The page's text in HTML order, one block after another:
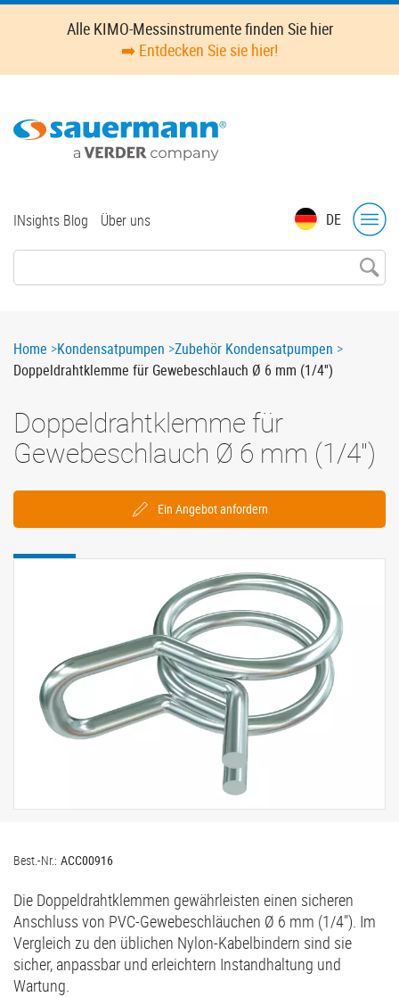
Skip
content
Alle KIMO-Messinstrumente finden Sie hier
➡️ Entdecken Sie sie hier!
DE
Top
INsights Blog Über uns
Breadcrumb
Home Kondensatpumpen Zubehör Kondensatpumpen
Doppeldrahtklemme für Gewebeschlauch Ø 6 mm (1/4'')
Doppeldrahtklemme für
Gewebeschlauch Ø 6 mm (1/4'')
Ein Angebot anfordern
Best.-Nr.: ACC00916
Die Doppeldrahtklemmen gewährleisten einen sicheren
Anschluss von PVC-Gewebeschläuchen Ø 6 mm (1/4"). Im
Vergleich zu den üblichen Nylon-Kabelbindern sind sie
sicher, anpassbar und erleichtern Instandhaltung und
Wartung.